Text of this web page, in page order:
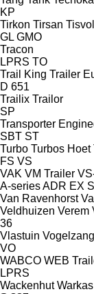
KP
Tirkon Tirsan Tisvol
GL GMO
Tracon
LPRS TO
Trail King Trailer
D 651
Trailix Trailor
SP
Transporter
SBT ST
Turbo Turbos Hoet
FS VS
VAK VM Trailer
A-seriesADR EX
Van Ravenhorst
Veldhuizen Verem
36
Vlastuin Vogelzang
VO
WABCO WEB
LPRS
Wackenhut Warkas